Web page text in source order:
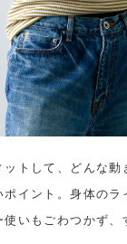
ットして、どんな動
イント。身体のラ
使いもごわつかず、